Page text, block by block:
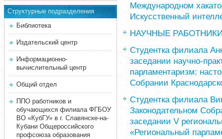
Структурные подразделения
Библиотека
Издательский центр
Информационно-
вычислительный центр
Общий отдел
ППО работников и
обучающихся филиала ФГБОУ
ВО «КубГУ» в г. Славянске-на-
Кубани Общероссийского
профсоюза образования
Международном
Искусственный
НАУЧНЫЕ
Студентка филиала
заседании научно-
парламентаризм:
Собрании
Студентка филиала
Законодательном
заседании V
«Региональный